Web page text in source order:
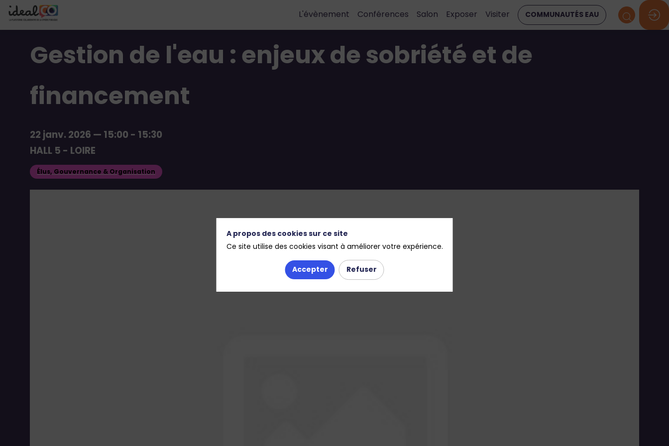
L'évènement Conférences Salon Exposer Visiter COMMUNAUTÉS EAU
Gestion de l'eau : enjeux de sobriété et de
financement
22 janv. 2026—15:00- 15:30
HALL 5 - LOIRE
Élus, Gouvernance & Organisation
A propos des cookies sur ce site
Ce site utilise des cookies visant à améliorer votre expérience.
Accepter Refuser